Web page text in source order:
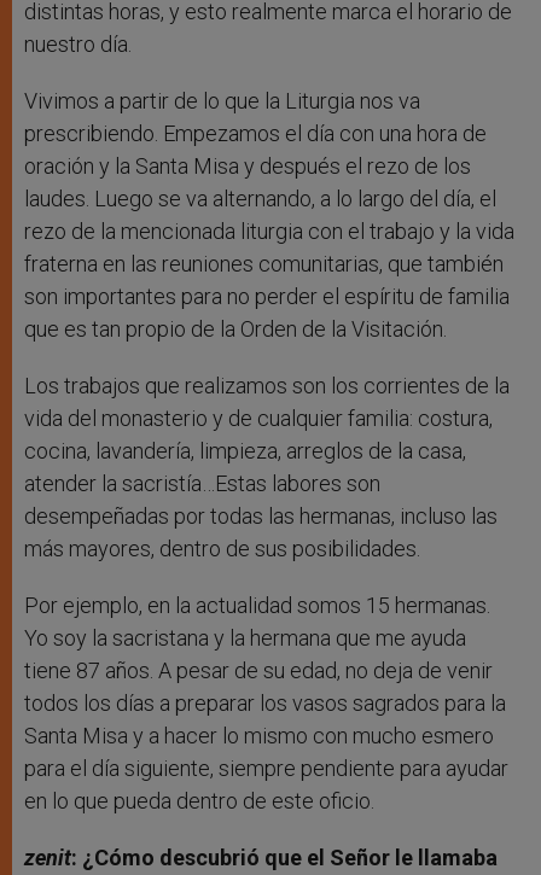
distintas horas, y esto realmente marca el horario de
nuestro día.
Vivimos a partir de lo que la Liturgia nos va
prescribiendo. Empezamos el día con una hora de
oración y la Santa Misa y después el rezo de los
laudes. Luego se va alternando, a lo largo del día, el
rezo de la mencionada liturgia con el trabajo y la vida
fraterna en las reuniones comunitarias, que también
son importantes para no perder el espíritu de familia
que es tan propio de la Orden de la Visitación.
Los trabajos que realizamos son los corrientes de la
vida del monasterio y de cualquier familia: costura,
cocina, lavandería, limpieza, arreglos de la casa,
atender la sacristía…Estas labores son
desempeñadas por todas las hermanas, incluso las
más mayores, dentro de sus posibilidades.
Por ejemplo, en la actualidad somos 15 hermanas.
Yo soy la sacristana y la hermana que me ayuda
tiene 87 años. A pesar de su edad, no deja de venir
todos los días a preparar los vasos sagrados para la
Santa Misa y a hacer lo mismo con mucho esmero
para el día siguiente, siempre pendiente para ayudar
en lo que pueda dentro de este oficio.
zenit: ¿Cómo descubrió que el Señor le llamaba